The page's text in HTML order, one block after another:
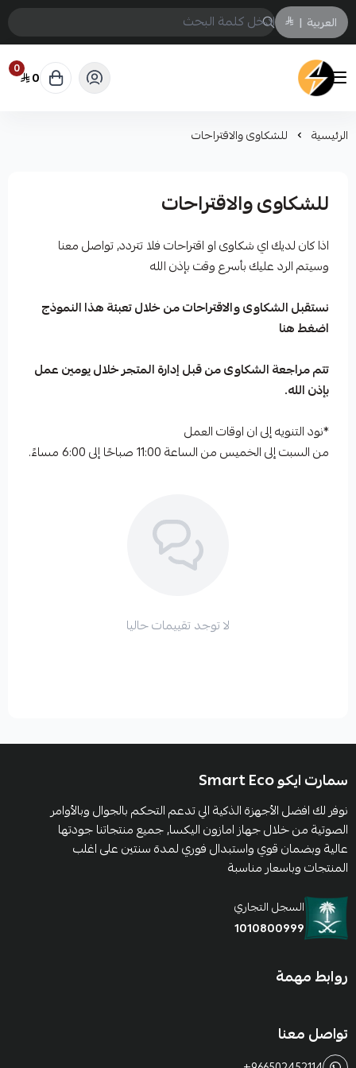
العربية |
سمارت ايكو Smart Eco
0 0
الرئيسية للشكاوى والاقتراحات
للشكاوى والاقتراحات
اذا كان لديك اي شكاوى او اقتراحات فلا تتردد, تواصل معنا
وسيتم الرد عليك بأسرع وقت بإذن الله
نستقبل الشكاوى والاقتراحات من خلال تعبئة هذا النموذج
اضغط هنا
تتم مراجعة الشكاوى من قبل إدارة المتجر خلال يومين عمل
بإذن الله.
*نود التنويه إلى ان اوقات العمل
من السبت إلى الخميس من الساعة 11:00 صباحًا إلى 6:00 مساءً.
لا توجد تقييمات حاليا
سمارت ايكو Smart Eco
نوفر لك افضل الأجهزة الذكية الي تدعم التحكم بالجوال وبالأوامر
الصوتية من خلال جهاز امازون اليكسا, جميع منتجاتنا جودتها
عالية وبضمان قوي واستبدال فوري لمدة سنتين على اغلب
المنتجات وباسعار مناسبة
السجل التجاري
1010800999
روابط مهمة
تواصل معنا